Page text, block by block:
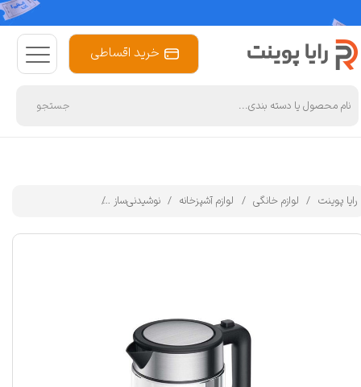
جستجو
خرید اقساطی
رایا پوینت لوازم خانگی لوازم آشپزخانه نوشیدنی‌ساز